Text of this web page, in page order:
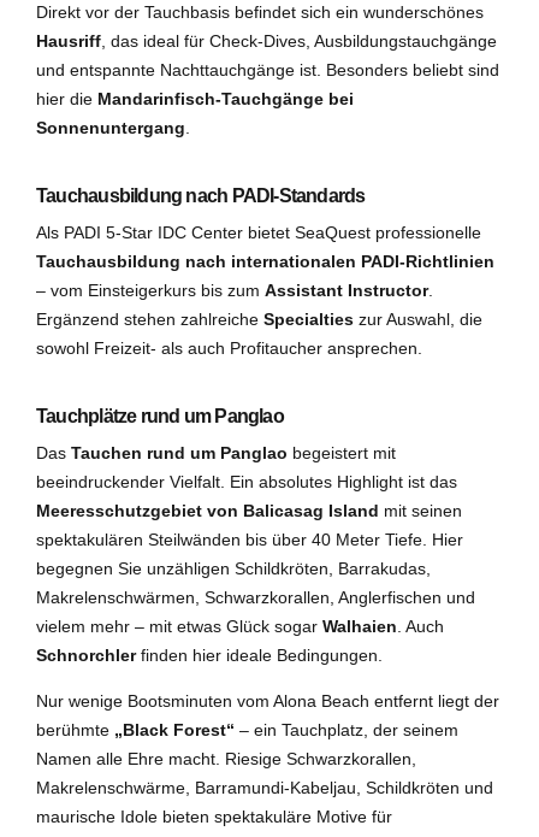
Direkt vor der Tauchbasis befindet sich ein wunderschönes
Hausriff , das ideal für Check-Dives, Ausbildungstauchgänge
und entspannte Nachttauchgänge ist. Besonders beliebt sind
hier die Mandarinfisch-Tauchgänge bei
Sonnenuntergang
Tauchausbildung nach PADI-Standards
Als PADI 5-Star IDC Center bietet SeaQuest professionelle
Tauchausbildung nach internationalen PADI-Richtlinien
– vom Einsteigerkurs bis zum Assistant Instructor.
Ergänzend stehen zahlreiche Specialties zur Auswahl, die
sowohl Freizeit- als auch Profitaucher ansprechen.
Tauchplätze rund um Panglao
Das Tauchen rund um Panglao begeistert mit
beeindruckender Vielfalt. Ein absolutes Highlight ist das
Meeresschutzgebiet von Balicasag Island mit seinen
spektakulären Steilwänden bis über 40 Meter Tiefe. Hier
begegnen Sie unzähligen Schildkröten, Barrakudas,
Makrelenschwärmen, Schwarzkorallen, Anglerfischen und
vielem mehr – mit etwas Glück sogar Walhaien . Auch
Schnorchlerfinden hier ideale Bedingungen.
Nur wenige Bootsminuten vom Alona Beach entfernt liegt der
berühmte „Black Forest“ – ein Tauchplatz, der seinem
Namen alle Ehre macht. Riesige Schwarzkorallen,
Makrelenschwärme, Barramundi-Kabeljau, Schildkröten und
maurische Idole bieten spektakuläre Motive für